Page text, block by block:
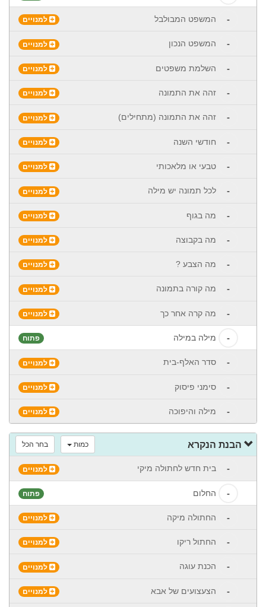
- המשפט המבולבל למנויים
- המשפט הנכון למנויים
- השלמת משפטים למנויים
- זהה את התמונה למנויים
- זהה את התמונה (מתחילים) למנויים
- חודשי השנה למנויים
- טבעי או מלאכותי למנויים
- לכל תמונה יש מילה למנויים
- מה בגוף למנויים
- מה בקבוצה למנויים
- מה הצבע ? למנויים
- מה קורה בתמונה למנויים
- מה קרה אחר כך למנויים
- מילה במילה פתוח
- סדר האלף-בית למנויים
- סימני פיסוק למנויים
- מילה והיפוכה למנויים
בחר הכל כמות הבנת הנקרא
- בית חדש לחתולה מיקי למנויים
- החלום פתוח
- החתולה מיקה למנויים
- החתול ריקו למנויים
- הכנת עוגה למנויים
- הצעצועים של אבא למנויים